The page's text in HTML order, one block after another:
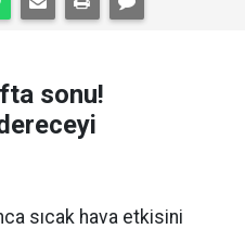
sonu!
sıcak hava etkisini